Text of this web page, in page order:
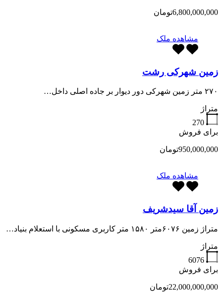
6,800,000,000تومان
مشاهده ملک
زمین شهرکی رشت
۲۷۰ متر زمین شهرکی دور دیوار بر جاده اصلی داخل…
متراژ
270
برای فروش
950,000,000تومان
مشاهده ملک
زمین آقا سیدشریف
متراژ زمین ۶۰۷۶متر ۱۵۸۰ متر کاربری مسکونی با استعلام بنیاد…
متراژ
6076
برای فروش
22,000,000,000تومان